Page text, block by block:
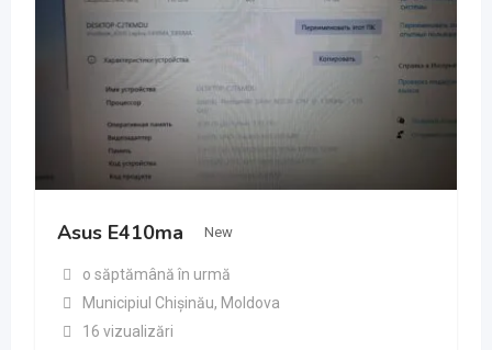
Asus E410ma New
o săptămână în urmă
Municipiul Chișinău, Moldova
16 vizualizări